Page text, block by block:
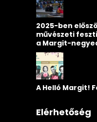
2025-ben
művészeti
a Margit-
A Helló Margit!
Elérhetőség